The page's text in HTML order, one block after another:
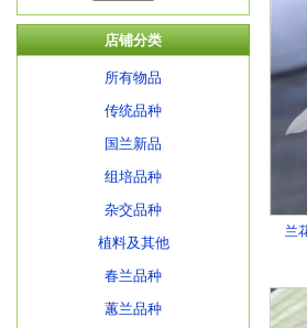
店铺分类
所有物品
传统品种
国兰新品
组培品种
杂交品种
植料及其他
春兰品种
蕙兰品种
兰